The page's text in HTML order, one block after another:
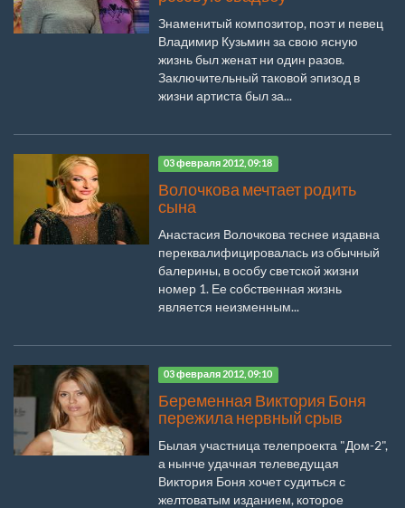
Знаменитый композитор, поэт и певец
Владимир Кузьмин за свою ясную
жизнь был женат ни один разов.
Заключительный таковой эпизод в
жизни артиста был за...
03 февраля 2012, 09:18
Волочкова мечтает родить
сына
Анастасия Волочкова теснее издавна
переквалифицировалась из обычный
балерины, в особу светской жизни
номер 1. Ее собственная жизнь
является неизменным...
03 февраля 2012, 09:10
Беременная Виктория Боня
пережила нервный срыв
Былая участница телепроекта "Дом-2",
а нынче удачная телеведущая
Виктория Боня хочет судиться с
желтоватым изданием, которое